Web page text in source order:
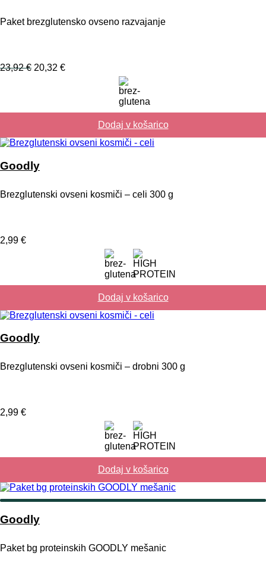
Paket brezglutensko ovseno razvajanje
23,92€ Izvirna
20,32 €Trenutna
Dodaj v košarico
Goodly
Brezglutenski ovseni kosmiči – celi 300 g
2,99 €
Dodaj v košarico
Goodly
Brezglutenski ovseni kosmiči – drobni 300 g
2,99 €
Dodaj v košarico
Goodly
Paket bg proteinskih GOODLY mešanic